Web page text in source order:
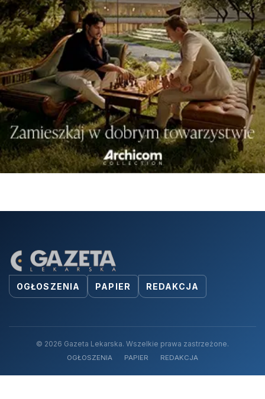
OGŁOSZENIA PAPIER REDAKCJA
© 2026 Gazeta Lekarska. Wszelkie prawa zastrzeżone.
OGŁOSZENIA PAPIER REDAKCJA